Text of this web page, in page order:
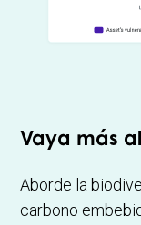
Vaya más
Aborde la
carbono